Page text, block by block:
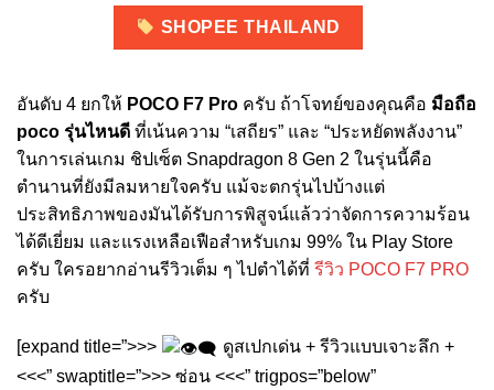
SHOPEE THAILAND
อันดับ 4 ยกให้ POCO F7 Pro ครับ ถ้าโจทย์ของคุณคือ มือถือ
poco รุ่นไหนดี ที่เน้นความ “เสถียร” และ “ประหยัดพลังงาน”
ในการเล่นเกม ชิปเซ็ต Snapdragon 8 Gen 2 ในรุ่นนี้คือ
ตำนานที่ยังมีลมหายใจครับ แม้จะตกรุ่นไปบ้างแต่
ประสิทธิภาพของมันได้รับการพิสูจน์แล้วว่าจัดการความร้อน
ได้ดีเยี่ยม และแรงเหลือเฟือสำหรับเกม 99% ใน Play Store
ครับ ใครอยากอ่านรีวิวเต็ม ๆ ไปตำได้ที่ รีวิว POCO F7 PRO
ครับ
[expand title=”>>>
ดูสเปกเด่น + รีวิวแบบเจาะลึก +
<<<” swaptitle=”>>> ซ่อน <<<” trigpos=”below”